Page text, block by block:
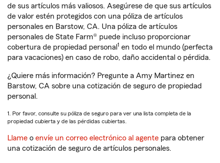
de sus artículos más valiosos. Asegúrese de que sus artículos
de valor estén protegidos con una póliza de artículos
personales en Barstow, CA. Una póliza de artículos
personales de State Farm® puede incluso proporcionar
cobertura de propiedad personal 1 en todo el mundo (perfecta
para vacaciones) en caso de robo, daño accidental o pérdida.
¿Quiere más información? Pregunte a Amy Martinez en
Barstow, CA sobre una cotización de seguro de propiedad
personal.
1. Por favor, consulte su póliza de seguro para ver una lista completa de la
propiedad cubierta y de las pérdidas cubiertas.
Llame o envíe un correo electrónico al agente para obtener
una cotización de seguro de artículos personales.